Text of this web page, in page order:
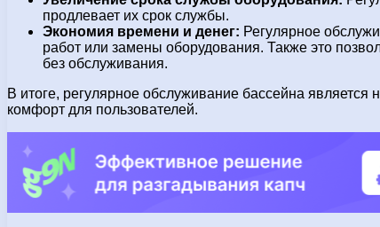
продлевает их срок службы.
Экономия времени и денег: Регулярное
работ или замены оборудования. Также это
без обслуживания.
В итоге, регулярное обслуживание бассейна
комфорт для пользователей.